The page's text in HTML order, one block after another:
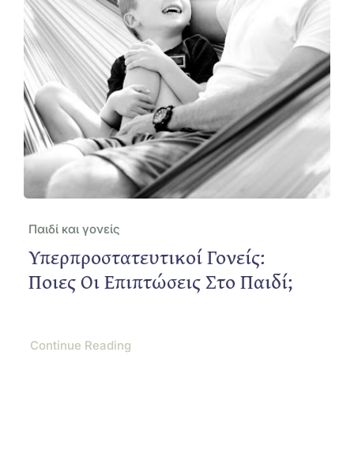
Παιδί και γονείς
Υπερπροστατευτικοί Γονείς:
Ποιες Οι Επιπτώσεις Στο Παιδί;
Continue Reading